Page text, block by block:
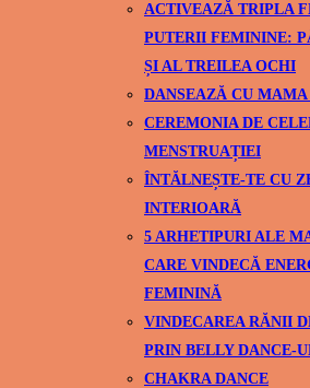
ACTIVEAZĂ TRIPLA
PUTERII FEMININE:
ȘI AL TREILEA OCHI
DANSEAZĂ CU
CEREMONIA DE
MENSTRUAȚIEI
ÎNTĂLNEȘTE-TE CU
INTERIOARĂ
5 ARHETIPURI ALE
CARE VINDECĂ
FEMININĂ
VINDECAREA RĂNII
PRIN BELLY DANCE-
CHAKRA DANCE